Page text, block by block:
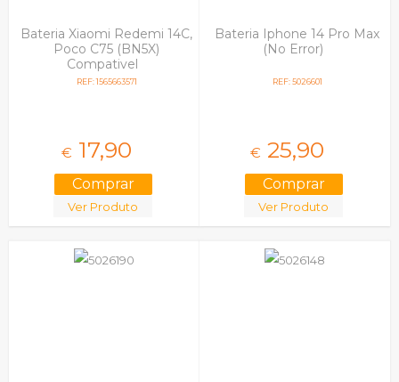
Ipod
Toshiba
Bateria Xiaomi Redemi 14C,
Poco C75 (BN5X)
Compativel
REF: 1565663571
€ 17,90
Ver Produto
Bateria Iphone 14 Pro Max
(No Error)
REF: 5026601
€ 25,90
Ver Produto